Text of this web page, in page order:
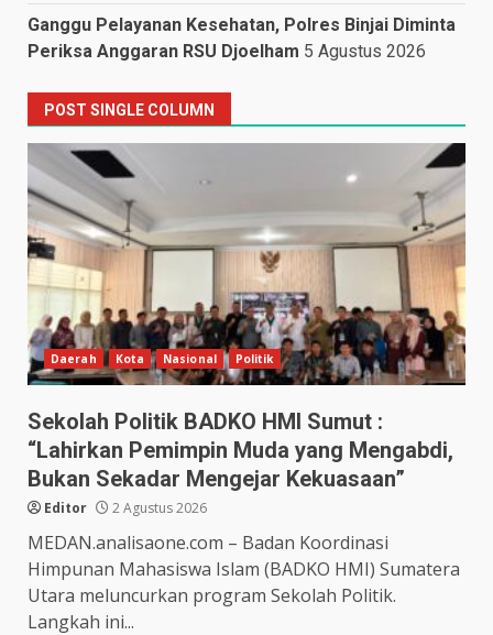
Ganggu Pelayanan Kesehatan, Polres Binjai Diminta
Periksa Anggaran RSU Djoelham 5 Agustus 2026
POST SINGLE COLUMN
Daerah Kota Nasional Politik
Sekolah Politik BADKO HMI Sumut :
“Lahirkan Pemimpin Muda yang Mengabdi,
Bukan Sekadar Mengejar Kekuasaan”
Editor 2 Agustus 2026
MEDAN.analisaone.com – Badan Koordinasi
Himpunan Mahasiswa Islam (BADKO HMI) Sumatera
Utara meluncurkan program Sekolah Politik.
Langkah ini...